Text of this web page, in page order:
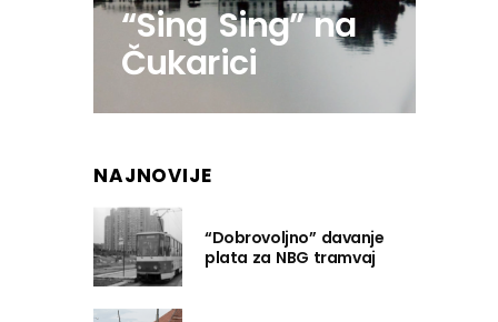
“Sing Sing” na
Čukarici
NAJNOVIJE
“Dobrovoljno” davanje
plata za NBG tramvaj